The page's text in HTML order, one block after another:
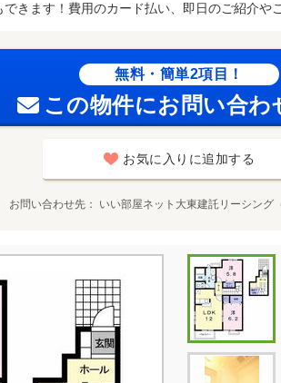
きます！費用のカード払い、即日のご紹介や
無料・簡単2項目！
この物件にお問い合わ
お気に入りに追加する
お問い合わせ先 いい部屋ネット大東建託リーシング